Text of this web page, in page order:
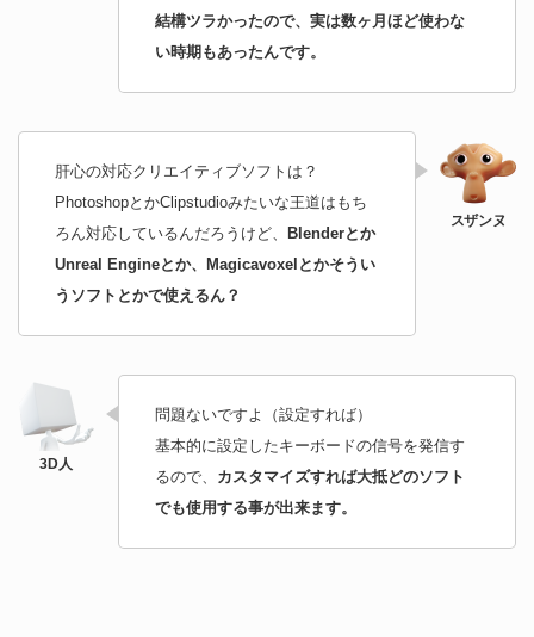
結構ツラかったので、実は数ヶ月ほど使わな
い時期もあったんです。
肝心の対応クリエイティブソフトは？
PhotoshopとかClipstudioみたいな王道はもち
ろん対応しているんだろうけど、 Blenderとか
Unreal Engineとか、Magicavoxelとかそうい
うソフトとかで使えるん？
問題ないですよ（設定すれば）
基本的に設定したキーボードの信号を発信す
るので、 カスタマイズすれば大抵どのソフト
でも使用する事が出来ます。